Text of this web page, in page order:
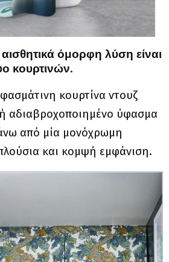
όμορφη λύση είναι
κουρτινών.
κουρτίνα ντουζ
αδιαβροχοποιημένο ύφασμα
από μία μονόχρωμη
και κομψή εμφάνιση.